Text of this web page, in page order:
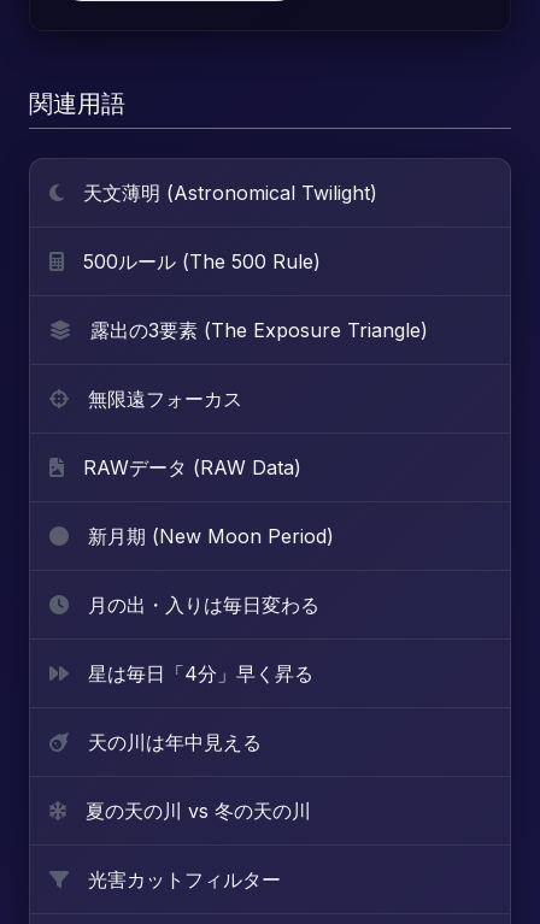
関連用語
天文薄明 (Astronomical Twilight)
500ルール (The 500 Rule)
露出の3要素 (The Exposure Triangle)
無限遠フォーカス
RAWデータ (RAW Data)
新月期 (New Moon Period)
月の出・入りは毎日変わる
星は毎日「4分」早く昇る
天の川は年中見える
夏の天の川 vs 冬の天の川
光害カットフィルター